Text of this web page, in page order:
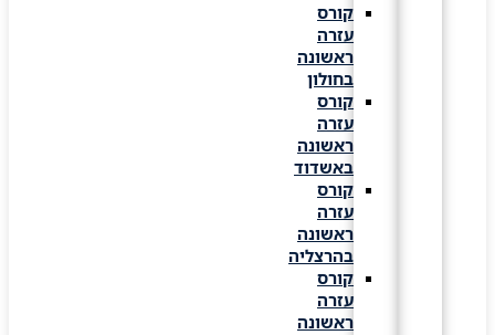
קורס
עזרה
ראשונה
בחולון
קורס
עזרה
ראשונה
באשדוד
קורס
עזרה
ראשונה
בהרצליה
קורס
עזרה
ראשונה